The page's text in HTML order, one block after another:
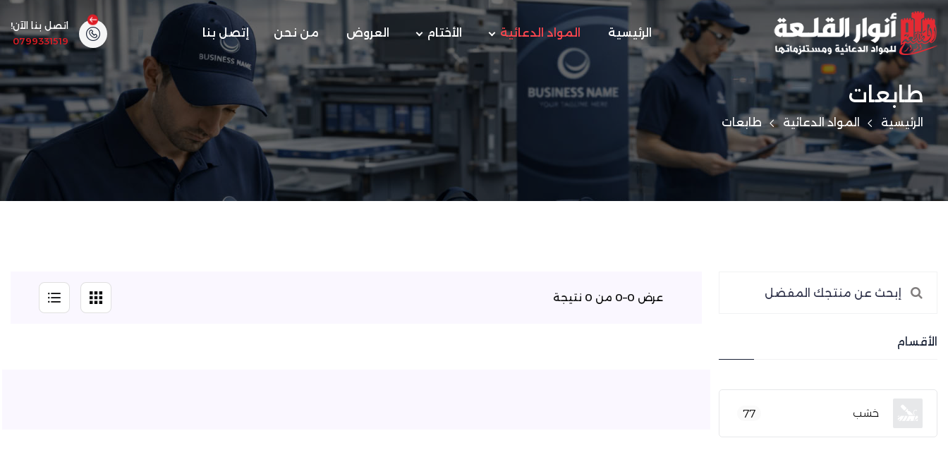
الرئيسية المواد الدعائية الأختام العروض من نحن إتصل بنا
اتصل بنا الآن!
0799331519
طابعات
الرئيسية المواد الدعائية طابعات
الأقسام
خشب 77
عرض 0–0 من 0 نتيجة